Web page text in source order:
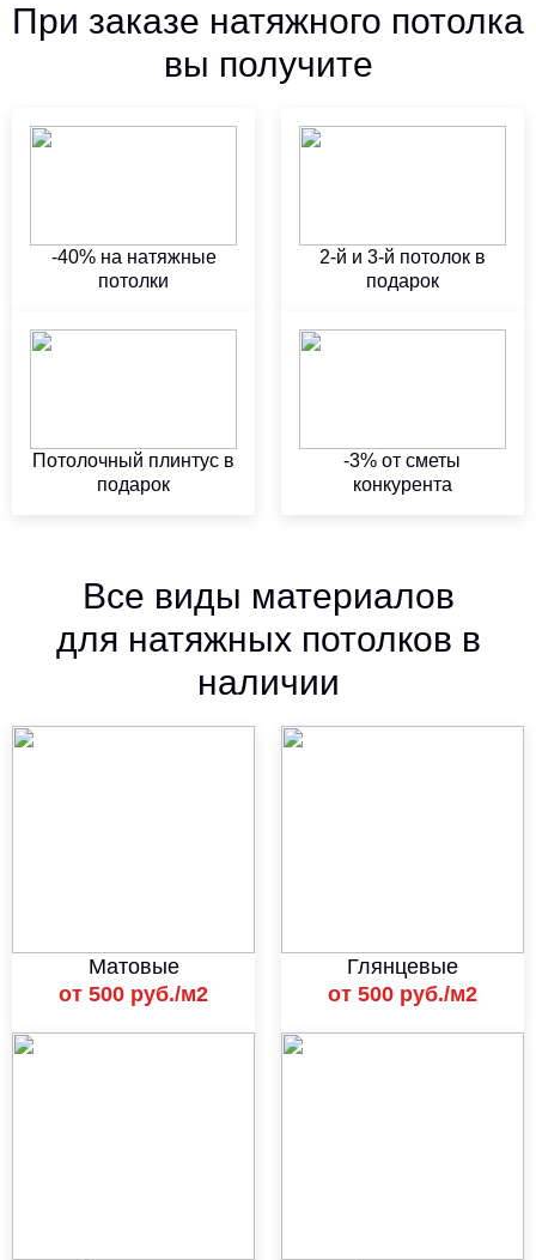
При заказе натяжного потолка
вы получите
-40% на натяжные
потолки
2-й и 3-й потолок в
подарок
Потолочный плинтус в
подарок
-3% от сметы
конкурента
Все виды материалов
для натяжных потолков в
наличии
Матовые
от 500 руб./м2
Глянцевые
от 500 руб./м2